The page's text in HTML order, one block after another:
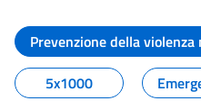
Tutti i
Prevenzione della
5x1000